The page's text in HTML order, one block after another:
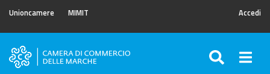
Unioncamere MIMIT Accedi
Camera